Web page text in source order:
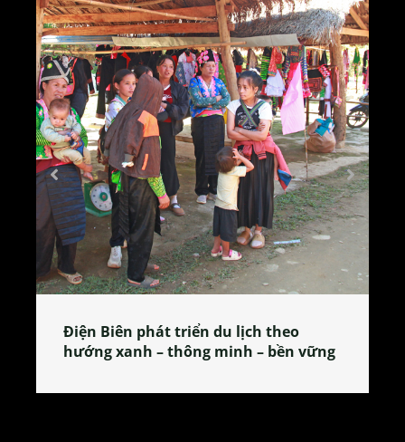
Làng làm bánh tẻ Phú Nhi – nơi lan
tỏa đặc sản xứ Đoài